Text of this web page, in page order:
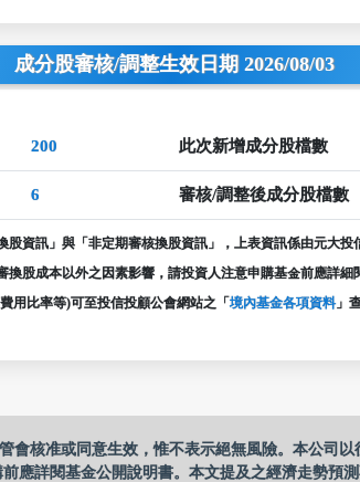
成分股審核/調整生效日期 2026/08/03
200 此次新增成分股檔數
6 審核/調整後成分股檔數
股資訊」與「非定期審核換股資訊」，上表資訊係由元大
股成本以外之因素影響，請投資人注意申購基金前應詳
用比率等)可至投信投顧公會網站之「境內基金各項資料」
會核准或同意生效，惟不表示絕無風險。本公
應詳閱基金公開說明書。本文提及之經濟走勢